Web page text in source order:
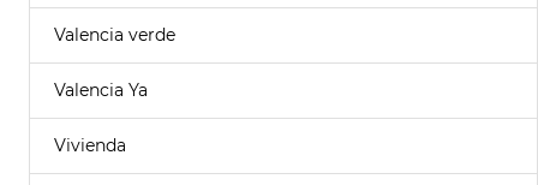
Valencia verde
Valencia Ya
Vivienda